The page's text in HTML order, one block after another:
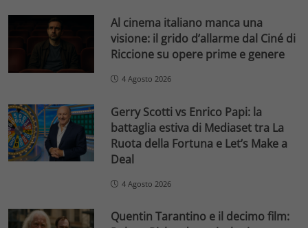
Al cinema italiano manca una
visione: il grido d’allarme dal Ciné di
Riccione su opere prime e genere
4 Agosto 2026
Gerry Scotti vs Enrico Papi: la
battaglia estiva di Mediaset tra La
Ruota della Fortuna e Let’s Make a
Deal
4 Agosto 2026
Quentin Tarantino e il decimo film: